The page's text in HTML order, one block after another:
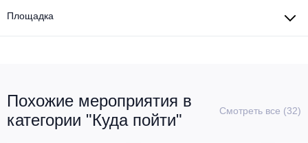
Площадка
Похожие мероприятия в
категории "Куда пойти"
Смотреть все (32)